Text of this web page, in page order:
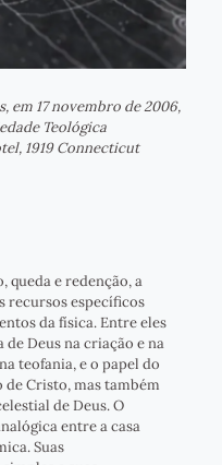
em 17 novembro de 2006,
Teológica
1919 Connecticut
queda e redenção, a
recursos específicos
da física. Entre eles
de Deus na criação e na
teofania, e o papel do
Cristo, mas também
de Deus. O
entre a casa
Suas